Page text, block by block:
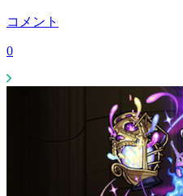
コメント
0